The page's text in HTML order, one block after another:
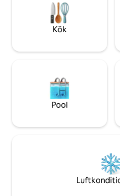
och walk-in-garderob, ett
och välutrustat kök, ett extra
sovrum/kontor och ett garage
bilar. Perfekt för ditt nästa
Kök
Pool